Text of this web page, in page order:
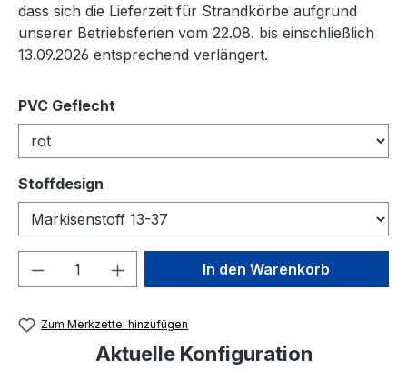
dass sich die Lieferzeit für Strandkörbe aufgrund
unserer Betriebsferien vom 22.08. bis einschließlich
13.09.2026 entsprechend verlängert.
PVC Geflecht
Stoffdesign
Produkt Anzahl: Gib denIn den Warenkorb
Zum Merkzettel hinzufügen
Aktuelle Konfiguration